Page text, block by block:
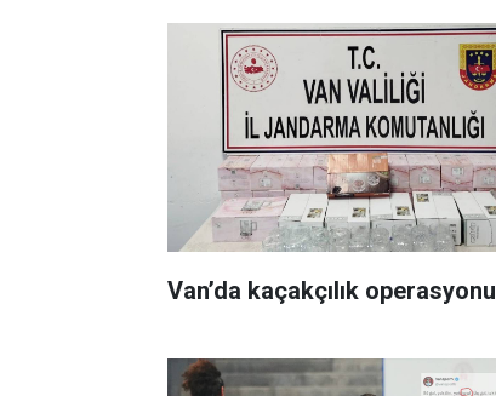
Van’da kaçakçılık operasyonu